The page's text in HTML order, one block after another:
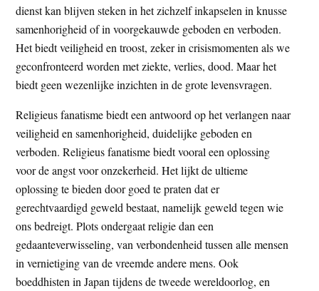
dienst kan blijven steken in het zichzelf inkapselen in knusse
samenhorigheid of in voorgekauwde geboden en verboden.
Het biedt veiligheid en troost, zeker in crisismomenten als we
geconfronteerd worden met ziekte, verlies, dood. Maar het
biedt geen wezenlijke inzichten in de grote levensvragen.
Religieus fanatisme biedt een antwoord op het verlangen naar
veiligheid en samenhorigheid, duidelijke geboden en
verboden. Religieus fanatisme biedt vooral een oplossing
voor de angst voor onzekerheid. Het lijkt de ultieme
oplossing te bieden door goed te praten dat er
gerechtvaardigd geweld bestaat, namelijk geweld tegen wie
ons bedreigt. Plots ondergaat religie dan een
gedaanteverwisseling, van verbondenheid tussen alle mensen
in vernietiging van de vreemde andere mens. Ook
boeddhisten in Japan tijdens de tweede wereldoorlog, en